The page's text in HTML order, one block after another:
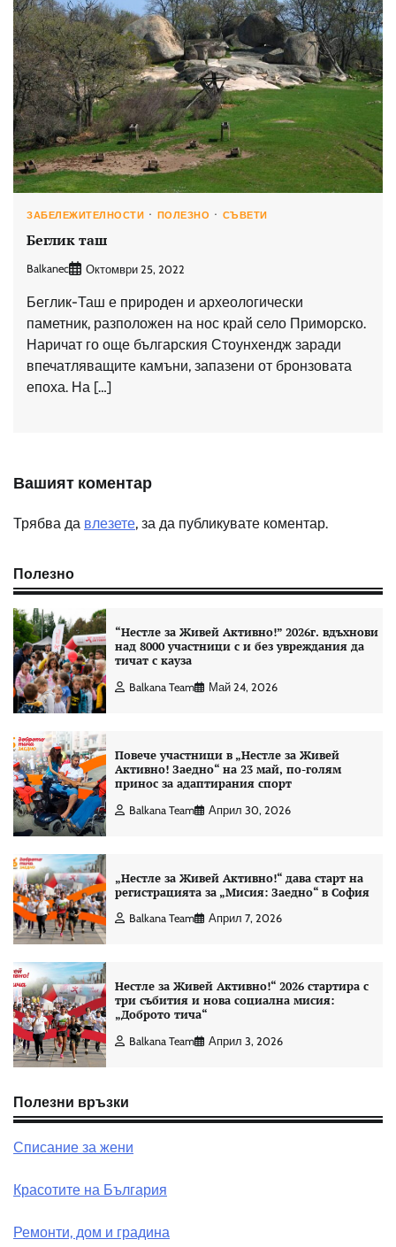
ЗАБЕЛЕЖИТЕЛНОСТИ ПОЛЕЗНО СЪВЕТИ
Беглик таш
Balkanec Октомври 25, 2022
Беглик-Таш е природен и археологически
паметник, разположен на нос край село Приморско.
Наричат ​​го още българския Стоунхендж заради
впечатляващите камъни, запазени от бронзовата
епоха. На […]
Вашият коментар
Трябва да влезете, за да публикувате коментар.
Полезно
“Нестле за Живей Aктивно!” 2026г. вдъхнови
над 8000 участници с и без увреждания да
тичат с кауза
Balkana Team Май 24, 2026
Повече участници в „Нестле за Живей
Активно! Заедно“ на 23 май, по-голям
принос за адаптирания спорт
Balkana Team Април 30, 2026
„Нестле за Живей Активно!“ дава старт на
регистрацията за „Мисия: Заедно“ в София
Balkana Team Април 7, 2026
Нестле за Живей Активно!“ 2026 стартира с
три събития и нова социална мисия:
„Доброто тича“
Balkana Team Април 3, 2026
Полезни връзки
Списание за жени
Красотите на България
Ремонти, дом и градина